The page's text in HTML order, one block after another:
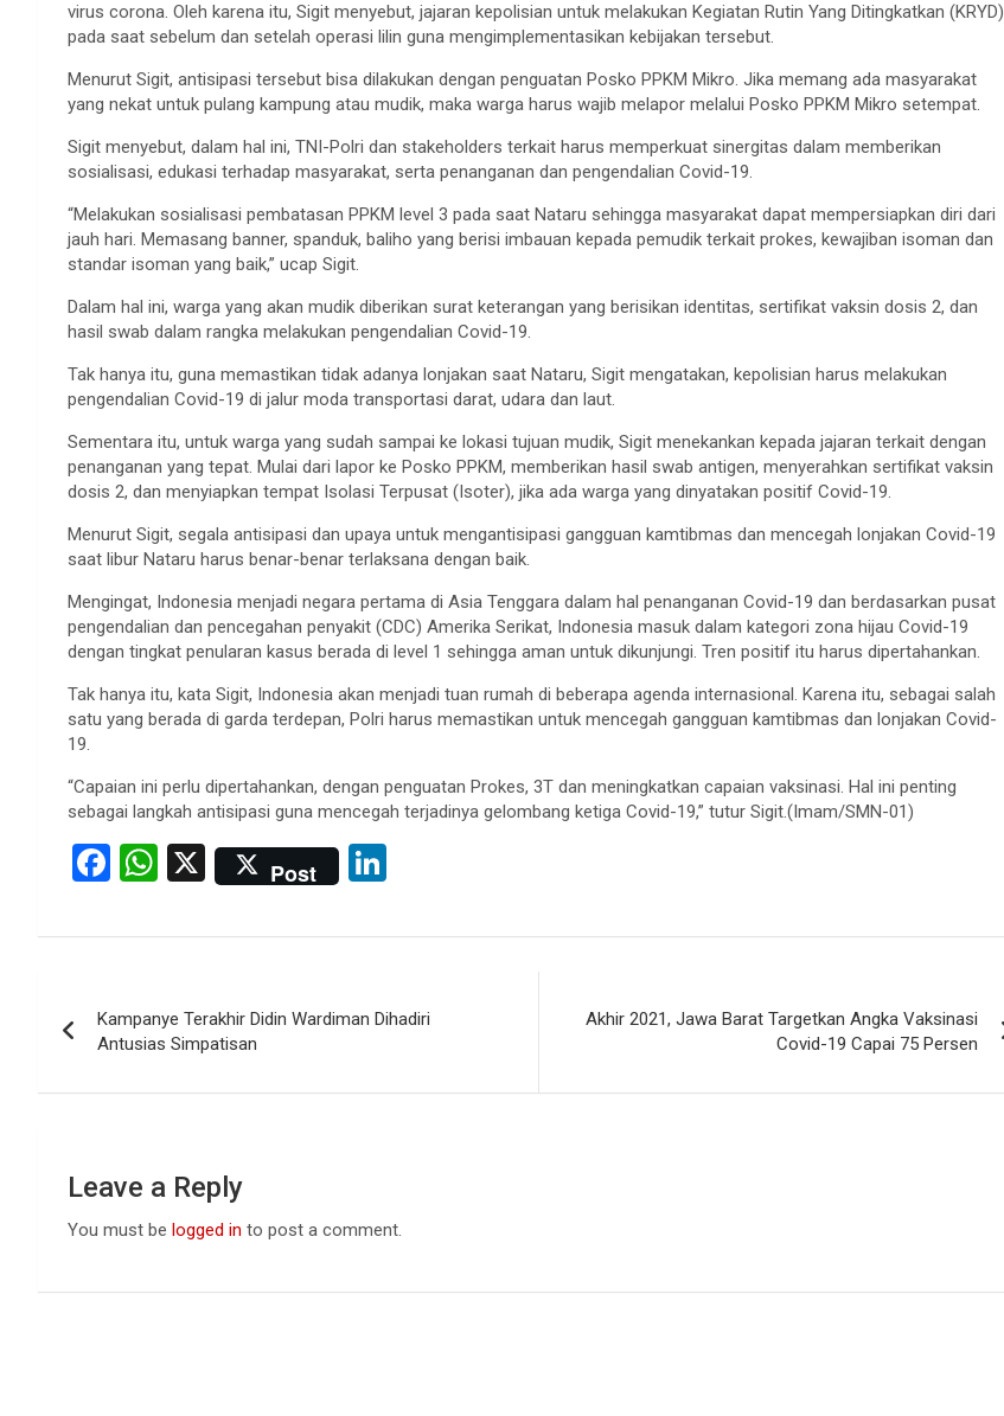
virus corona. Oleh karena itu, Sigit menyebut, jajaran kepolisian untuk melakukan Kegiatan Rutin Yang Ditingkatkan (KRYD)
pada saat sebelum dan setelah operasi lilin guna mengimplementasikan kebijakan tersebut.
Menurut Sigit, antisipasi tersebut bisa dilakukan dengan penguatan Posko PPKM Mikro. Jika memang ada masyarakat
yang nekat untuk pulang kampung atau mudik, maka warga harus wajib melapor melalui Posko PPKM Mikro setempat.
Sigit menyebut, dalam hal ini, TNI-Polri dan stakeholders terkait harus memperkuat sinergitas dalam memberikan
sosialisasi, edukasi terhadap masyarakat, serta penanganan dan pengendalian Covid-19.
“Melakukan sosialisasi pembatasan PPKM level 3 pada saat Nataru sehingga masyarakat dapat mempersiapkan diri dari
jauh hari. Memasang banner, spanduk, baliho yang berisi imbauan kepada pemudik terkait prokes, kewajiban isoman dan
standar isoman yang baik,” ucap Sigit.
Dalam hal ini, warga yang akan mudik diberikan surat keterangan yang berisikan identitas, sertifikat vaksin dosis 2, dan
hasil swab dalam rangka melakukan pengendalian Covid-19.
Tak hanya itu, guna memastikan tidak adanya lonjakan saat Nataru, Sigit mengatakan, kepolisian harus melakukan
pengendalian Covid-19 di jalur moda transportasi darat, udara dan laut.
Sementara itu, untuk warga yang sudah sampai ke lokasi tujuan mudik, Sigit menekankan kepada jajaran terkait dengan
penanganan yang tepat. Mulai dari lapor ke Posko PPKM, memberikan hasil swab antigen, menyerahkan sertifikat vaksin
dosis 2, dan menyiapkan tempat Isolasi Terpusat (Isoter), jika ada warga yang dinyatakan positif Covid-19.
Menurut Sigit, segala antisipasi dan upaya untuk mengantisipasi gangguan kamtibmas dan mencegah lonjakan Covid-19
saat libur Nataru harus benar-benar terlaksana dengan baik.
Mengingat, Indonesia menjadi negara pertama di Asia Tenggara dalam hal penanganan Covid-19 dan berdasarkan pusat
pengendalian dan pencegahan penyakit (CDC) Amerika Serikat, Indonesia masuk dalam kategori zona hijau Covid-19
dengan tingkat penularan kasus berada di level 1 sehingga aman untuk dikunjungi. Tren positif itu harus dipertahankan.
Tak hanya itu, kata Sigit, Indonesia akan menjadi tuan rumah di beberapa agenda internasional. Karena itu, sebagai salah
satu yang berada di garda terdepan, Polri harus memastikan untuk mencegah gangguan kamtibmas dan lonjakan Covid-
19.
“Capaian ini perlu dipertahankan, dengan penguatan Prokes, 3T dan meningkatkan capaian vaksinasi. Hal ini penting
sebagai langkah antisipasi guna mencegah terjadinya gelombang ketiga Covid-19,” tutur Sigit.(Imam/SMN-01)
F
ce
o
o
k
W
at
A
p
p
X Post
ke
n
navigation
Kampanye Terakhir Didin Wardiman Dihadiri
Antusias Simpatisan
Akhir 2021, Jawa Barat Targetkan Angka Vaksinasi
Covid-19 Capai 75 Persen
Leave a Reply
You must be logged in to post a comment.